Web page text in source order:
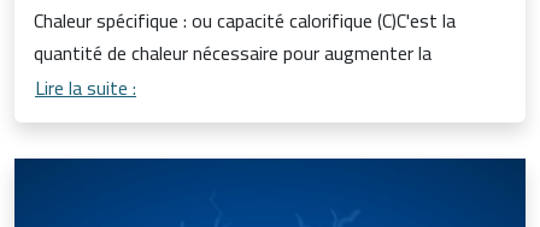
Chaleur spécifique : ou capacité calorifique (C)C'est la
quantité de chaleur nécessaire pour augmenter la
Lire la suite :